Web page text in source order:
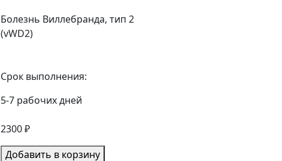
Болезнь Виллебранда, тип 2
(vWD2)
Срок выполнения:
5-7 рабочих дней
2300 ₽
Добавить в корзину